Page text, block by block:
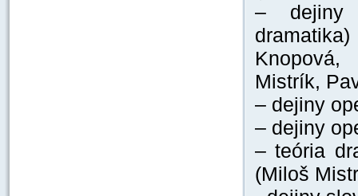
– dejiny
Mistrík,
– dejiny
– dejiny
– teória
(Miloš